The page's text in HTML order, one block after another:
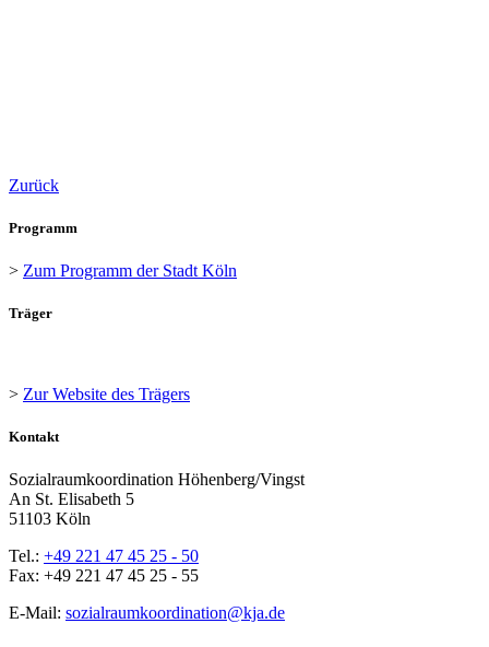
Zurück
Programm
> Zum Programm der Stadt Köln
Träger
> Zur Website des Trägers
Kontakt
Sozialraumkoordination Höhenberg/Vingst
An St. Elisabeth 5
51103 Köln
Tel.: +49 221 47 45 25 - 50
Fax: +49 221 47 45 25 - 55
E-Mail: sozialraumkoordination@kja.de